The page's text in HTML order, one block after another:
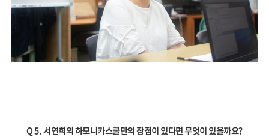
Q 5. 서연희의 하모니카스쿨만의 장점이 있다면 무엇이 있을까요?